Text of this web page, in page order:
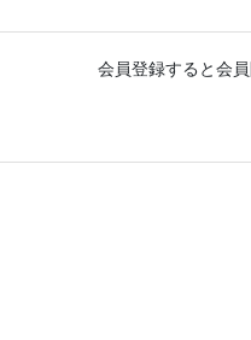
会員登録すると会